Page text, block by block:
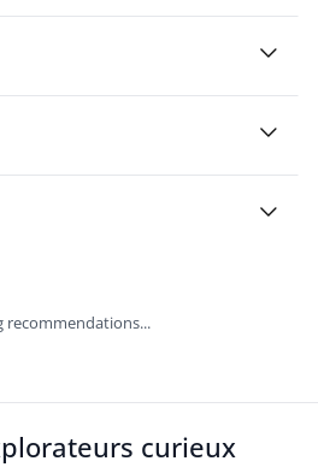
recommendations...
curieux